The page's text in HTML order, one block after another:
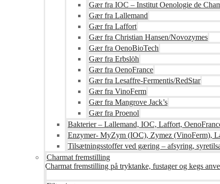
Gær fra IOC – Institut Oenologie de
Gær fra Lallemand
Gær fra Laffort
Gær fra Christian Hansen/Novozymes
Gær fra OenoBioTech
Gær fra Erbslöh
Gær fra OenoFrance
Gær fra Lesaffre-Fermentis/RedStar
Gær fra VinoFerm
Gær fra Mangrove Jack’s
Gær fra Proenol
Bakterier – Lallemand, IOC, Laffort,
Enzymer- MyZym (IOC), Zymez (VinoFerm),
Tilsætningsstoffer ved gæring – afsyring,
Charmat fremstilling
Charmat fremstilling på tryktanke, fustager og kegs